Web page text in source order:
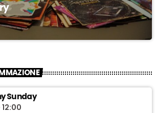
Sunday